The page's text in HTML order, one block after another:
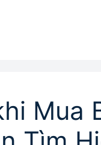
Mua